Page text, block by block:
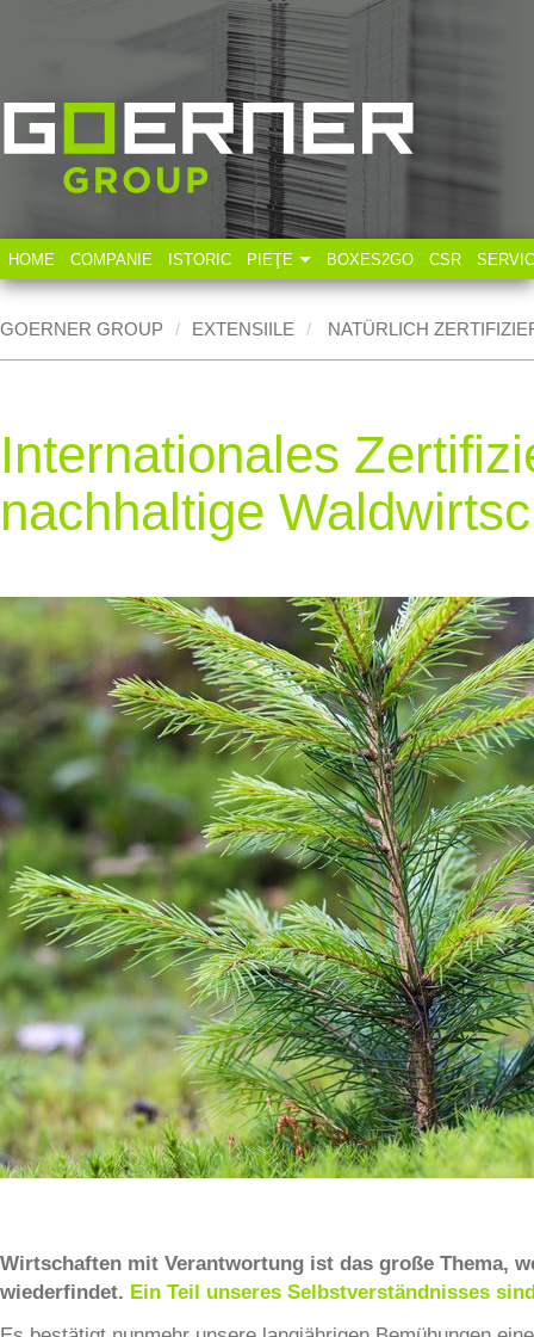
HOME COMPANIE ISTORIC PIEŢE
Industria alimentară
BOXES2GO CSR
GOERNER GROUP EXTENSIILE NATÜRLICH
Internationales
nachhaltige
Wirtschaften mit Verantwortung ist das große Thema,
wiederfindet. Ein Teil unseres Selbstverständnisses